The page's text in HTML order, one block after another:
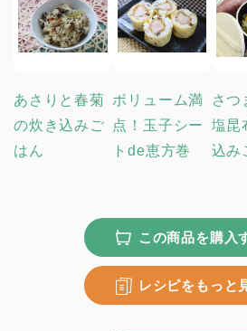
あさりと春菊
の炊き込みご
はん
ボリューム満
点！玉子シー
トde恵方巻
さつ
塩昆
込み
この商品を購入
レシピをもっと